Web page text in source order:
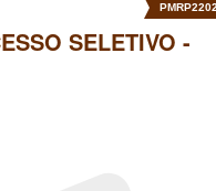
SELETIVO -